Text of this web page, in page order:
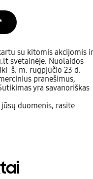
su kitomis akcijomis ir
svetainėje. Nuolaidos
š. m. rugpjūčio 23 d.
pranešimus,
yra savanoriškas
duomenis, rasite